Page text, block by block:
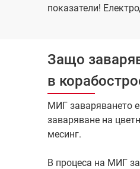
показатели!
Защо
в
МИГ заваряването
заваряване на
месинг.
В процеса на МИГ